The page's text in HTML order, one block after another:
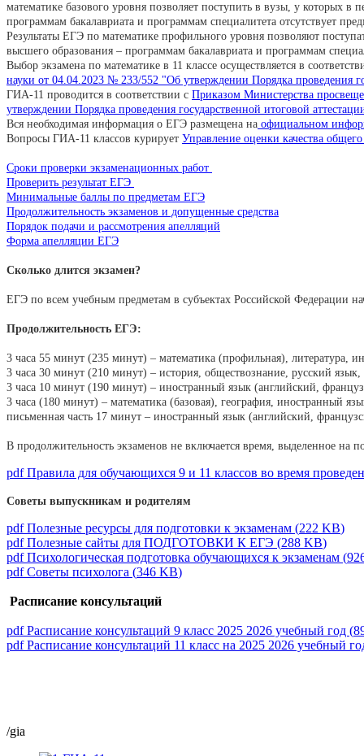
математике базового уровня позволяет поступить в вузы, у которых
программам бакалавриата и программам специалитета отсутствует
Результаты ЕГЭ по математике профильного уровня позволяют
высшего образования – программам бакалавриата и программам
Выбор экзамена по математике в 11 классе осуществляется в
науки от 04.04.2023 № 233/552 "Об утверждении Порядка проведения
ГИА-11 проводится в соответствии с Приказом Министерства
утверждении Порядка проведения государственной итоговой
Вся необходимая информация о ЕГЭ размещена на официальном
Вопросы ГИА-11 классов курирует Управление оценки качества
Сроки проверки экзаменационных работ
Проверить результат ЕГЭ
Минимальные баллы по предметам ЕГЭ
Продолжительность экзаменов и допущенные средства
Порядок подачи и рассмотрения апелляций
Форма апелляции ЕГЭ
Сколько длится экзамен?
ЕГЭ по всем учебным предметам в субъектах Российской Федерации
Продолжительность ЕГЭ:
3 часа 55 минут (235 минут) – математика (профильная), литература,
3 часа 30 минут (210 минут) – история, обществознание, русский
3 часа 10 минут (190 минут) – иностранный язык (английский,
3 часа (180 минут) – математика (базовая), география, иностранный
письменная часть 17 минут – иностранный язык (английский,
В продолжительность экзаменов не включается время, выделенное на
pdfПравила для обучающихся 9 и 11 классов во время
Советы выпускникам и родителям
pdfПолезные ресурсы для подготовки к экзаменам (222 KB)
pdfПолезные сайты для ПОДГОТОВКИ К ЕГЭ (288 KB)
pdfПсихологическая подготовка обучающихся к экзаменам (
pdfСоветы психолога (346 KB)
Расписание консультаций
pdfРасписание консультаций 9 класс 2025 2026 учебный год (
pdfРасписание консультаций 11 класс на 2025 2026 учебный
/gia